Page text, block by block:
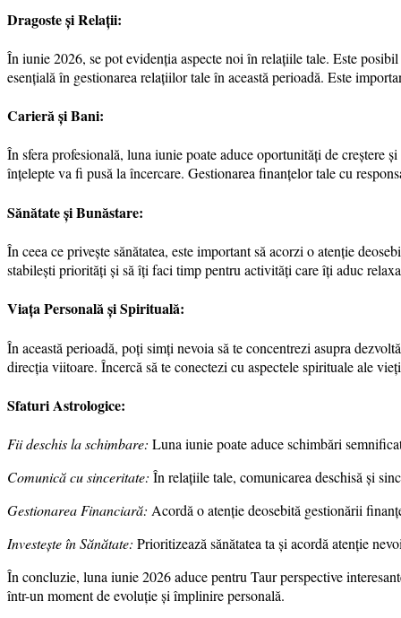
Dragoste și Relații:
În iunie 2026, se pot evidenția aspecte noi în relațiile tale. Este
esențială în gestionarea relațiilor tale în această perioadă. Este
Carieră și Bani:
În sfera profesională, luna iunie poate aduce oportunități de creștere
înțelepte va fi pusă la încercare. Gestionarea finanțelor tale cu
Sănătate și Bunăstare:
În ceea ce privește sănătatea, este important să acorzi o atenție
stabilești priorități și să îți faci timp pentru activități care îți aduc
Viața Personală și Spirituală:
În această perioadă, poți simți nevoia să te concentrezi asupra
direcția viitoare. Încercă să te conectezi cu aspectele spirituale ale
Sfaturi Astrologice:
Fii deschis la schimbare: Luna iunie poate aduce schimbări
Comunică cu sinceritate: În relațiile tale, comunicarea deschisă și
Gestionarea Financiară: Acordă o atenție deosebită gestionării
Investește în Sănătate: Prioritizează sănătatea ta și acordă atenție
În concluzie, luna iunie 2026 aduce pentru Taur perspective
într-un moment de evoluție și împlinire personală.